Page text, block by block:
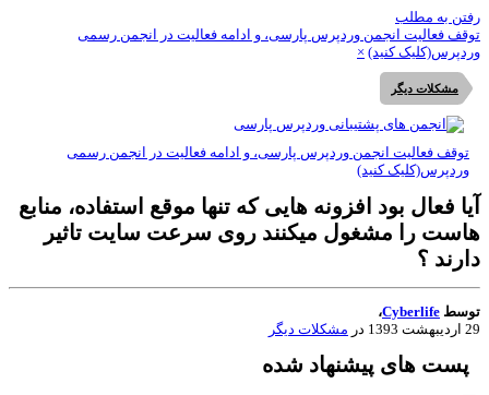
به مطلب
فعالیت انجمن وردپرس پارسی، و ادامه فعالیت در انجمن رسمی
کنید) ×
مشکلات دیگر
توقف فعالیت انجمن وردپرس پارسی، و ادامه فعالیت در انجمن رسمی
وردپرس(کلیک کنید)
فعال بود افزونه هایی که تنها موقع استفاده، منابع
را مشغول میکنند روی سرعت سایت تاثیر
؟
Cyberlife،
در مشکلات دیگر
پست های پیشنهاد شده